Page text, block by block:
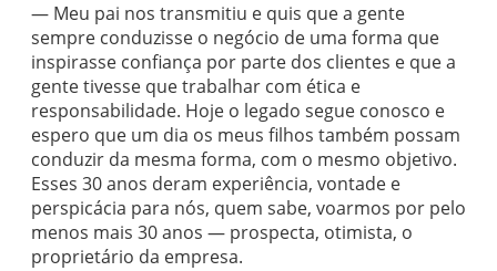
— Meu pai nos transmitiu e quis que a gente
sempre conduzisse o negócio de uma forma que
inspirasse confiança por parte dos clientes e que a
gente tivesse que trabalhar com ética e
responsabilidade. Hoje o legado segue conosco e
espero que um dia os meus filhos também possam
conduzir da mesma forma, com o mesmo objetivo.
Esses 30 anos deram experiência, vontade e
perspicácia para nós, quem sabe, voarmos por pelo
menos mais 30 anos — prospecta, otimista, o
proprietário da empresa.